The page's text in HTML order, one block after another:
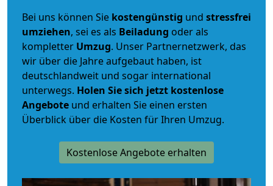
Bei uns können Sie kostengünstig und stressfrei
umziehen, sei es als Beiladung oder als
kompletter Umzug. Unser Partnernetzwerk, das
wir über die Jahre aufgebaut haben, ist
deutschlandweit und sogar international
unterwegs. Holen Sie sich jetzt kostenlose
Angebote und erhalten Sie einen ersten
Überblick über die Kosten für Ihren Umzug.
Kostenlose Angebote erhalten